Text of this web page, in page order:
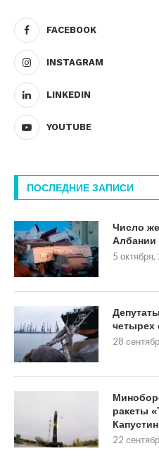
FACEBOOK
INSTAGRAM
LINKEDIN
YOUTUBE
ПОСЛЕДНИЕ ЗАПИСИ
Число
5
четырех
28
ракеты
22